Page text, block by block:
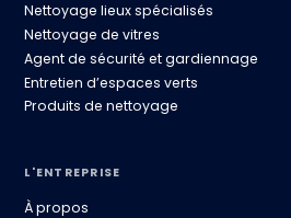
Nettoyage lieux spécialisés
Nettoyage de vitres
Agent de sécurité et gardiennage
Entretien d’espaces verts
Produits de nettoyage
L'ENTREPRISE
À propos